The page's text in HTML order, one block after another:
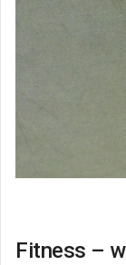
Fitness –